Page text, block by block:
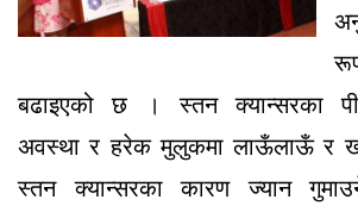
बढाइएको छ । स्तन क्यान्सरका
अवस्था र हरेक मुलुकमा लाऊँलाऊँ र
स्तन क्यान्सरका कारण ज्यान